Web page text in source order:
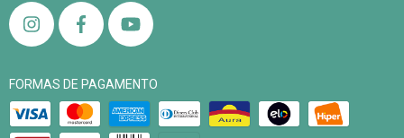
FORMAS DE PAGAMENTO